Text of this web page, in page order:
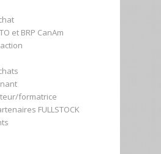
et BRP CanAm
formatrice
FULLSTOCK